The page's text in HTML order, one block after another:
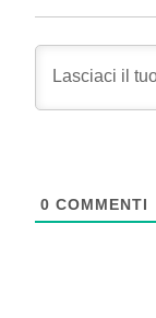
0 COMMENTI